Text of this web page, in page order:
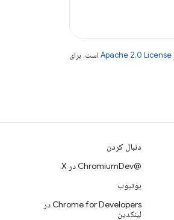
Apache 2.0 License است. برای
دنبال کردن
@ChromiumDev در X
یوتیوب
Chrome for Developers در
لینکدین